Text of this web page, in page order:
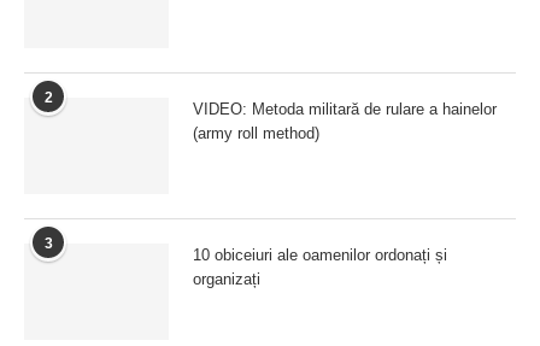
2
VIDEO: Metoda militară de rulare a hainelor
(army roll method)
3
10 obiceiuri ale oamenilor ordonați și
organizați